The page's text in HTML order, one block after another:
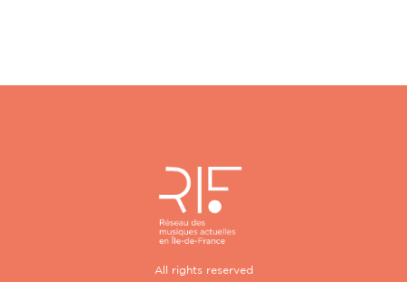
All rights reserved